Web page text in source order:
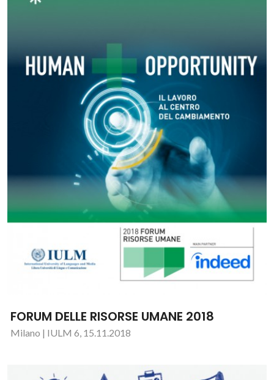
FORUM DELLE RISORSE UMANE 2018
Milano | IULM 6, 15.11.2018